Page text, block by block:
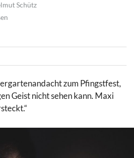
Schütz
zum Pfingstfest,
Geist nicht sehen kann. Maxi